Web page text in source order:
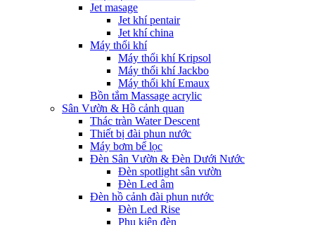
Jet masage
Jet khí pentair
Jet khí china
Máy thổi khí
Máy thổi khí Kripsol
Máy thổi khí Jackbo
Máy thổi khí Emaux
Bồn tắm Massage acrylic
Sân Vườn & Hồ cảnh quan
Thác tràn Water Descent
Thiết bị đài phun nước
Máy bơm bể lọc
Đèn Sân Vườn & Đèn Dưới Nước
Đèn spotlight sân vườn
Đèn Led âm
Đèn hồ cảnh đài phun nước
Đèn Led Rise
Phụ kiện đèn